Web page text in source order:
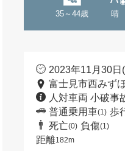
35～44歳 晴
2023年11月30日
富士見市西みず
人対車両 小破事
普通乗用車(1) 歩
死亡(0) 負傷(1)
距離182m